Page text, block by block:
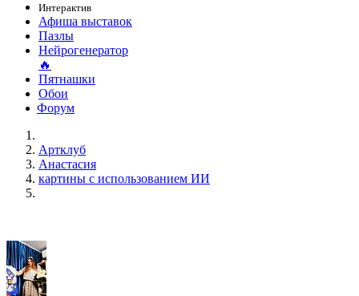
Интерактив
Афиша выставок
Пазлы
Нейрогенератор
🔥
Пятнашки
Обои
Форум
Артклуб
Анастасия
картины с использованием ИИ